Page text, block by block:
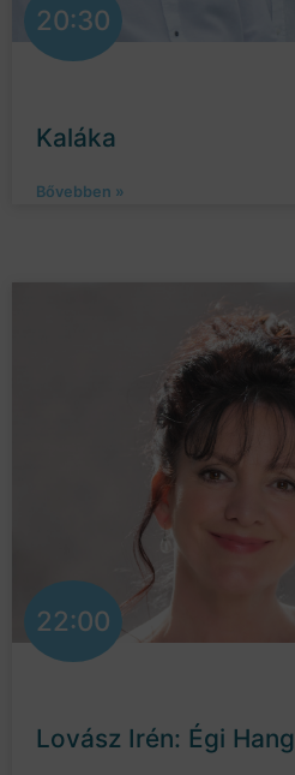
20:30
Kaláka
Bővebben »
22:00
Lovász Irén: Égi Hang